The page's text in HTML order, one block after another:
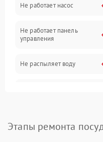
Вода
Гигиена
Программное
Не работает насос
Не работает панель
управления
Не распыляет воду
воды
Этапы ремонта